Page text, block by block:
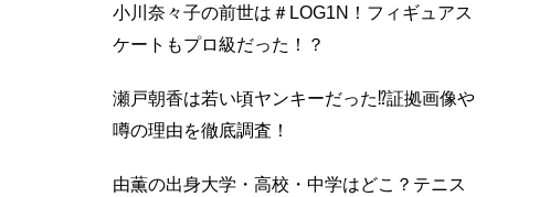
小川奈々子の前世は＃LOG1N！フィギュアス
ケートもプロ級だった！？
瀬戸朝香は若い頃ヤンキーだった⁉証拠画像や
噂の理由を徹底調査！
由薫の出身大学・高校・中学はどこ？テニス